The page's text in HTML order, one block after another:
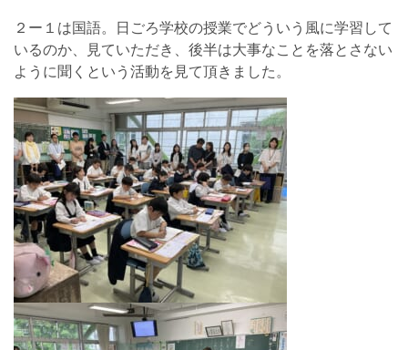
２ー１は国語。日ごろ学校の授業でどういう風に学習して
いるのか、見ていただき、後半は大事なことを落とさない
ように聞くという活動を見て頂きました。